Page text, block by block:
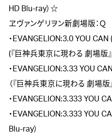
HD Blu-ray）☆
ヱヴァンゲリヲン新劇場版：Ｑ
・EVANGELION:3.0 YOU CAN
(『巨神兵東京に現わる 劇場版
・EVANGELION:3.33 YOU
（『巨神兵東京に現わる 劇場版
・EVANGELION:3.333 YOU
・EVANGELION:3.333 YOU
Blu-ray）